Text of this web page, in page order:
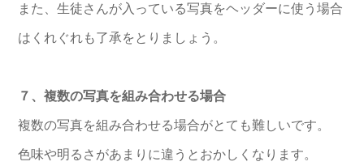
また、生徒さんが入っている写真をヘッダーに使う場合
はくれぐれも了承をとりましょう。
７、複数の写真を組み合わせる場合
複数の写真を組み合わせる場合がとても難しいです。
色味や明るさがあまりに違うとおかしくなります。